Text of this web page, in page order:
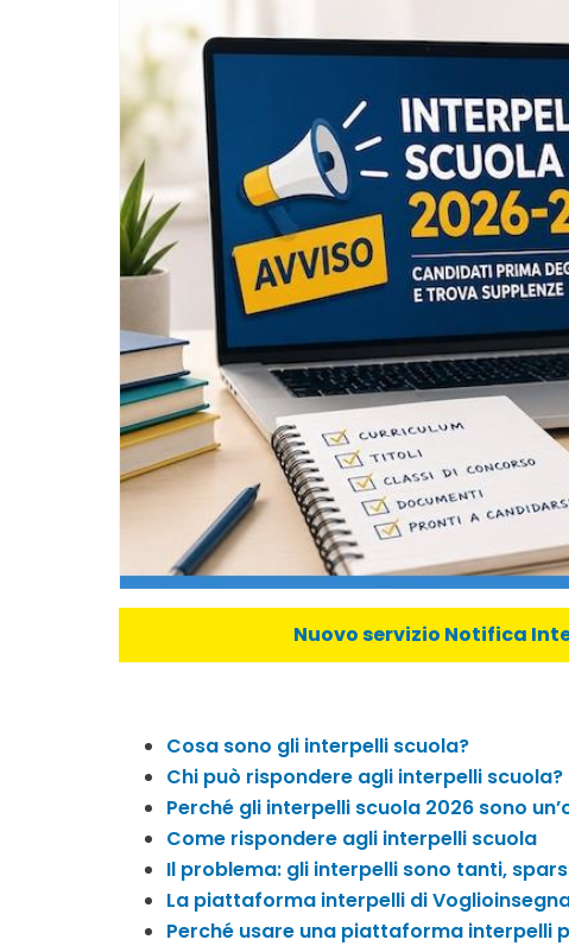
Nuovo servizio Notifica
Cosa sono gli interpelli scuola?
Chi può rispondere agli interpelli scuola?
Perché gli interpelli scuola 2026 sono
Come rispondere agli interpelli scuola
Il problema: gli interpelli sono tanti,
La piattaforma interpelli di
Perché usare una piattaforma interpelli